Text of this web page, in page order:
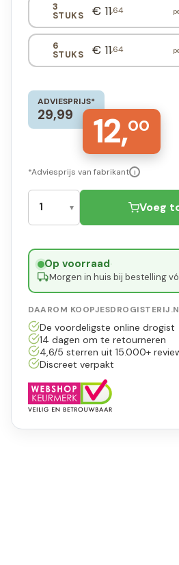
3
STUKS € 11,64
6
STUKS € 11,64
ADVIESPRIJS*
29,99 12,00
*Adviesprijs van fabrikant i
Voeg
Op voorraad·
Morgen in huis bij bestelling
DAAROM
De voordeligste online drogist
14 dagen om te retourneren
4,6/5 sterren uit 15.000+
Discreet verpakt